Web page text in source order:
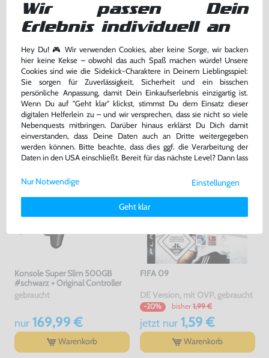
Skylanders: Giants
nur Software, DE Version, mit OVP, gebraucht
nur26,99 €
Warenkorb
Call of Duty: Advanced Warfare
-75% bisher 17,99 €
jetzt nur4,50 €
Warenkorb
Konsole Super Slim 500GB
#schwarz + Original Controller
gebraucht
nur169,99 €
Warenkorb
FIFA 09
DE Version, mit OVP, gebraucht
-20% bisher 1,99 €
jetzt nur1,59 €
Warenkorb
Wir passen Dein
Erlebnis individuell an
Hey Du! 🎮 Wir verwenden Cookies, aber keine Sorge, wir backen
hier keine Kekse – obwohl das auch Spaß machen würde! Unsere
Cookies sind wie die Sidekick-Charaktere in Deinem Lieblingsspiel:
Sie sorgen für Zuverlässigkeit, Sicherheit und ein bisschen
persönliche Anpassung, damit Dein Einkaufserlebnis einzigartig ist.
Wenn Du auf "Geht klar" klickst, stimmst Du dem Einsatz dieser
digitalen Helferlein zu – und wir versprechen, dass sie nicht so viele
Nebenquests mitbringen. Darüber hinaus erklärst Du Dich damit
einverstanden, dass Deine Daten auch an Dritte weitergegeben
werden können. Bitte beachte, dass dies ggf. die Verarbeitung der
Daten in den USA einschließt. Bereit für das nächste Level? Dann lass
Weitere Informationen zu den von uns verwendeten Cookies und
Deinen Rechten als Nutzer findest Du in unsererDaten­schutz­
Impressum.
Einstellungen
Geht klar
Nur Notwendige